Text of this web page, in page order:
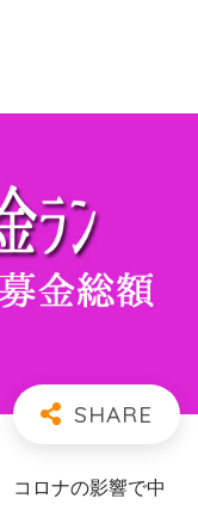
コロナの影響で中